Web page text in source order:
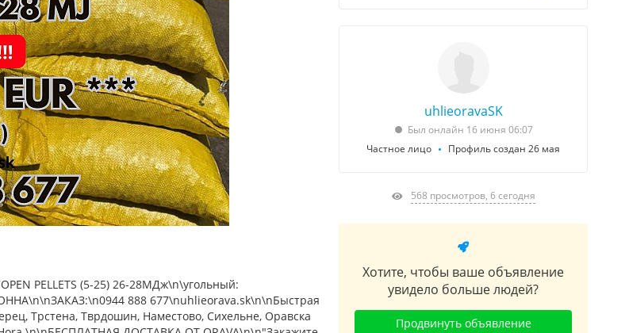
PELLETS (5-25) 26-28МДж\n\угольный:
888 677\nuhlieorava.sk\n\nБыстрая
Трстена, Тврдошин, Наместово, Сихельне, Оравска
uhlieoravaSK
Был онлайн 16 июня 06:07
Частное лицо
Профиль создан 26 мая
568 просмотров, 6 сегодня
Хотите, чтобы ваше объявление
увидело больше людей?
Продвинуть объявление